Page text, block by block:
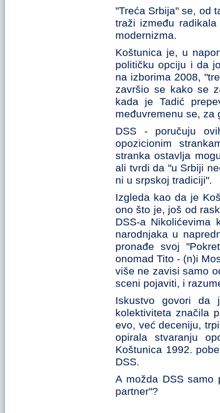
"Treća Srbija" se, od
traži između
modernizma.
Koštunica je, u
političku opciju i da
na izborima 2008,
završio se kako se
kada je Tadić
međuvremenu se, za
DSS - poručuju
opozicionim
stranka ostavlja
ali tvrdi da "u Srbiji
ni u srpskoj tradiciji".
Izgleda kao da je
ono što je, još od
DSS-a Nikolićevima
narodnjaka u
pronađe svoj
onomad Tito - (n)i
više ne zavisi samo
sceni pojaviti, i
Iskustvo govori da
kolektiviteta značila
evo, već deceniju,
opirala stvaranju
Koštunica 1992.
DSS.
A možda DSS samo
partner"?